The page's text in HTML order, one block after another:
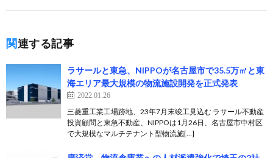
関連する記事
ラサールと東急、NIPPOが名古屋市で35.5万㎡と東
海エリア最大規模の物流施設開発を正式発表
2022.01.26
三菱重工業工場跡地、23年7月末竣工見込む ラサール不動産
投資顧問と東急不動産、NIPPOは1月26日、名古屋市中村区
で大規模なマルチテナント型物流施[…]